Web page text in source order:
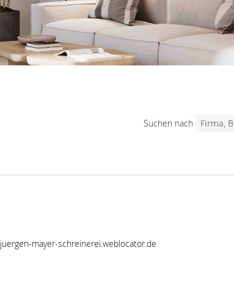
Suchen nach
juergen-mayer-schreinerei.weblocator.de